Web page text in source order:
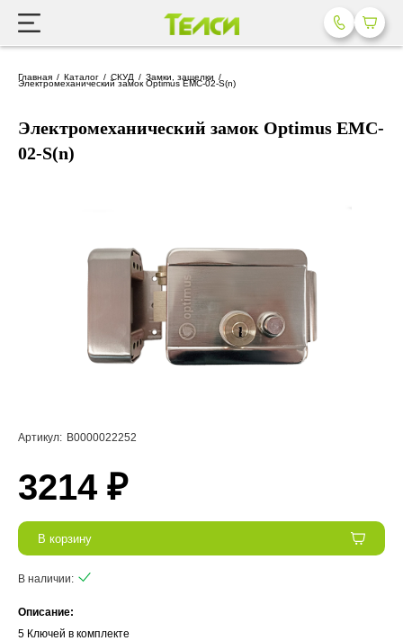
Главная Каталог СКУД Замки, защелки
Электромеханический замок Optimus EMC-02-S(n)
Электромеханический замок Optimus EMC-
02-S(n)
Артикул: В0000022252
3214 ₽
В корзину
В наличии:
Описание:
5 Ключей в комплекте